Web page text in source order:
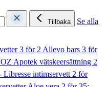
Tillbaka
Se alla
3 för 2 Allevo bars 3 för
Apotek vätskeersättning 2
Libresse intimservett2 för